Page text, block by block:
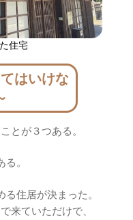
住宅
はいけな
とが３つある。
。
住居が決まった。
来ていただけで、